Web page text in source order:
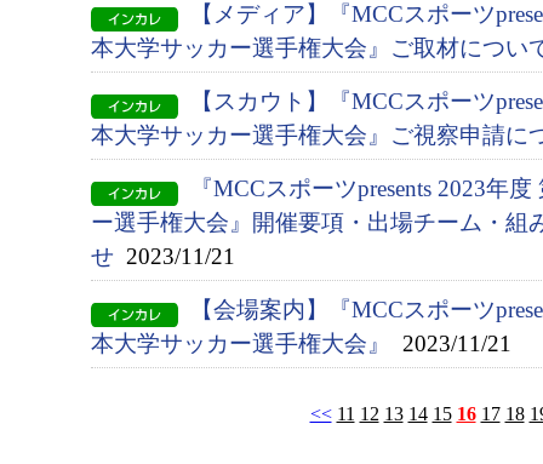
【メディア】『MCCスポーツ
本大学サッカー選手権大会』ご取材につい
【スカウト】『MCCスポーツ
本大学サッカー選手権大会』ご視察申請に
『MCCスポーツpresents 2023年
ー選手権大会』開催要項・出場チーム・組
せ 2023/11/21
【会場案内】『MCCスポーツ
本大学サッカー選手権大会』
2023/11/21
<< 11 12 13 14 15 16 17 18